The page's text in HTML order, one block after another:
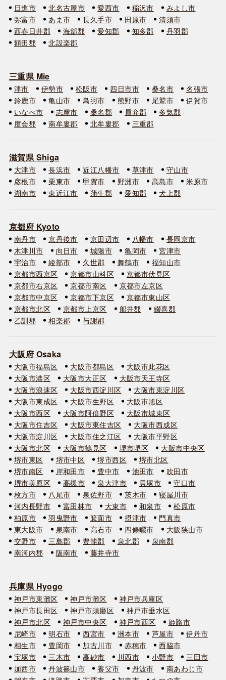
日進市
北名古屋市 愛西市 稲沢市
みよし市
弥富市
あま市 長久手市 田原市
清須市
西春日井郡
海部郡 愛知郡 知多郡
丹羽郡
額田郡
北設楽郡
三重県 Mie
津市 伊勢市 松阪市 四日市市 桑名市
名張市
鈴鹿市
亀山市 鳥羽市 熊野市 尾鷲市
伊賀市
いなべ市
志摩市 桑名郡 員弁郡
多気郡
度会郡
南牟婁郡 北牟婁郡 三重郡
滋賀県 Shiga
大津市 長浜市 近江八幡市 草津市
守山市
彦根市
栗東市 甲賀市 野洲市 高島市
米原市
湖南市
東近江市 蒲生郡 愛知郡 犬上郡
京都府 Kyoto
南丹市 京丹後市 京田辺市 八幡市
長岡京市
木津川市
向日市 城陽市 亀岡市
宮津市
宇治市
綾部市 久世郡 舞鶴市
福知山市
京都市西京区
京都市山科区
京都市伏見区
京都市右京区
京都市南区
京都市左京区
京都市中京区
京都市下京区
京都市東山区
京都市北区
京都市上京区 船井郡
綴喜郡
乙訓郡
相楽郡 与謝郡
大阪府 Osaka
大阪市福島区 大阪市都島区
大阪市此花区
大阪市港区
大阪市大正区
大阪市天王寺区
大阪市浪速区
大阪市西淀川区
大阪市東淀川区
大阪市東成区
大阪市生野区
大阪市旭区
大阪市西区
大阪市阿倍野区
大阪市城東区
大阪市住吉区
大阪市東住吉区
大阪市西成区
大阪市淀川区
大阪市住之江区
大阪市平野区
大阪市北区
大阪市鶴見区 堺市堺区
大阪市中央区
堺市東区
堺市中区 堺市西区
堺市北区
堺市南区
岸和田市 豊中市 池田市
吹田市
堺市美原区
高槻市 泉大津市 貝塚市
守口市
枚方市
八尾市 泉佐野市 茨木市
寝屋川市
河内長野市
富田林市 大東市 和泉市
松原市
柏原市
羽曳野市 箕面市 摂津市
門真市
東大阪市
泉南市 高石市 四條畷市
大阪狭山市
交野市
三島郡 豊能郡 泉北郡
泉南郡
南河内郡
阪南市 藤井寺市
兵庫県 Hyogo
神戸市東灘区 神戸市灘区
神戸市兵庫区
神戸市長田区
神戸市須磨区
神戸市垂水区
神戸市北区
神戸市中央区 神戸市西区
姫路市
尼崎市
明石市 西宮市 洲本市 芦屋市
伊丹市
相生市
豊岡市 加古川市 赤穂市
西脇市
宝塚市
三木市 高砂市 川西市 小野市
三田市
加西市
丹波篠山市 養父市 丹波市
南あわじ市